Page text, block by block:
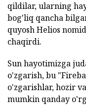
qildilar, ularning
bog'liq qancha
quyosh Helios
chaqirdi.
Sun hayotimizga
o'zgarish, bu
o'zgarishlar, hozir
mumkin qanday